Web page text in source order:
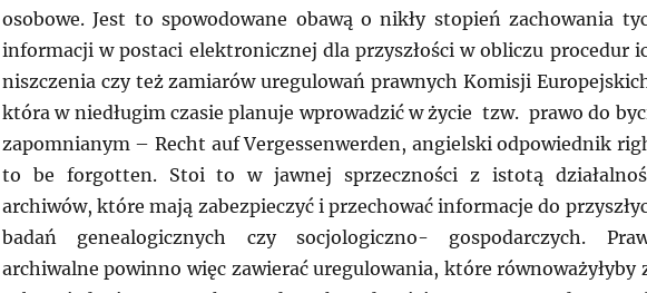
osobowe. Jest to spowodowane obawą o nikły stopień zachowania
informacji w postaci elektronicznej dla przyszłości w obliczu procedur
niszczenia czy też zamiarów uregulowań prawnych Komisji
która w niedługim czasie planuje wprowadzić w życie tzw. prawo do
zapomnianym – Recht auf Vergessenwerden, angielski odpowiednik
to be forgotten. Stoi to w jawnej sprzeczności z istotą
archiwów, które mają zabezpieczyć i przechować informacje do
badań genealogicznych czy socjologiczno- gospodarczych.
archiwalne powinno więc zawierać uregulowania, które równoważyłyby